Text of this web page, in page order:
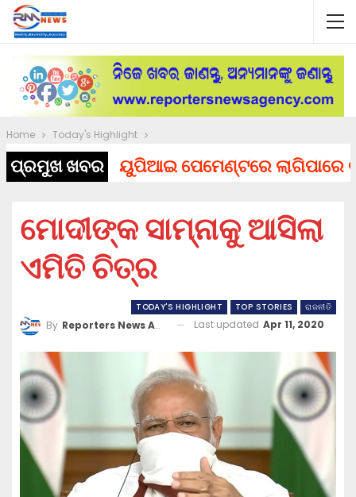
Home Today's Highlight
ପ୍ରମୁଖ ଖବରୟୁପିଆଇ ପେମେଣ୍ଟରେ ଲାଗିପାରେ ଚାର୍ଜ,
ମୋଦୀଙ୍କ ସାମ୍ନାକୁ ଆସିଲା
ଏମିତି ଚିତ୍ର
TODAY'S HIGHLIGHT TOP STORIES ରାଜନୀତି
By Reporters News Agency Last updated Apr 11, 2020